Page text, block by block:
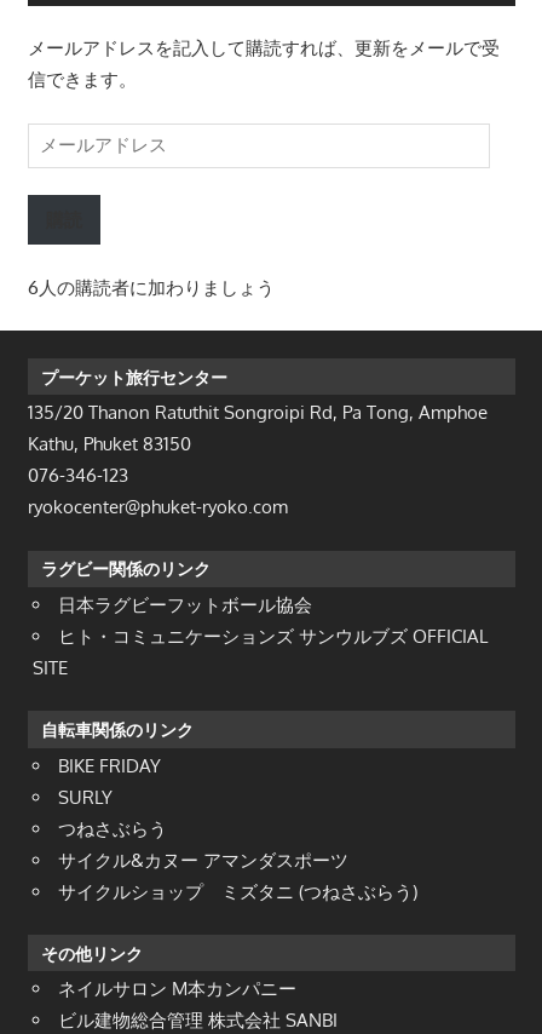
メールアドレスを記入して購読すれば、更新をメールで受
信できます。
ー
ル
レ
ス
6人の購読者に加わりましょう
プーケット旅行センター
135/20 Thanon Ratuthit Songroipi Rd, Pa Tong, Amphoe
Kathu, Phuket 83150
076-346-123
ryokocenter@phuket-ryoko.com
ラグビー関係のリンク
日本ラグビーフットボール協会
ヒト・コミュニケーションズ サンウルブズ OFFICIAL
SITE
自転車関係のリンク
BIKE FRIDAY
SURLY
つねさぶらう
サイクル&カヌー アマンダスポーツ
サイクルショップ ミズタニ (つねさぶらう)
その他リンク
ネイルサロン M本カンパニー
ビル建物総合管理 株式会社 SANBI